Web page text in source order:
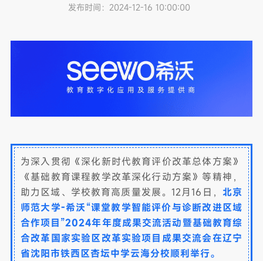
发布时间： 2024-12-16 10:00:00
为深入贯彻《深化新时代教育评价改革总体方案》
《基础教育课程教学改革深化行动方案》等精神，
助力区域、学校教育高质量发展。12月16日， 北京
师范大学-希沃“课堂教学智能评价与诊断改进区域
合作项目”2024年年度成果交流活动暨基础教育综
合改革国家实验区改革实验项目成果交流会在辽宁
省沈阳市铁西区杏坛中学云海分校顺利举行。